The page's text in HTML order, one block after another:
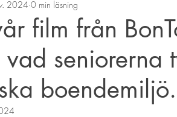
film från
vad seniorerna
boendemiljö.
2024 0 min läsning